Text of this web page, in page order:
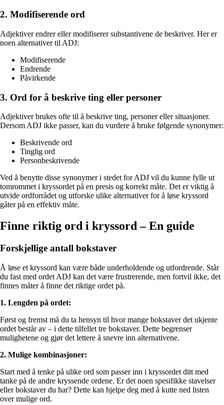
2. Modifiserende ord
Adjektiver endrer eller modifiserer substantivene de beskriver. Her er
noen alternativer til ADJ:
Modifiserende
Endrende
Påvirkende
3. Ord for å beskrive ting eller personer
Adjektiver brukes ofte til å beskrive ting, personer eller situasjoner.
Dersom ADJ ikke passer, kan du vurdere å bruke følgende synonymer:
Beskrivende ord
Tinglig ord
Personbeskrivende
Ved å benytte disse synonymer i stedet for ADJ vil du kunne fylle ut
tomrommet i kryssordet på en presis og korrekt måte. Det er viktig å
utvide ordforrådet og utforske ulike alternativer for å løse kryssord
gåter på en effektiv måte.
Finne riktig ord i kryssord – En guide
Forskjellige antall bokstaver
Å løse et kryssord kan være både underholdende og utfordrende. Står
du fast med ordet ADJ kan det være frustrerende, men fortvil ikke, det
finnes måter å finne det riktige ordet på.
1. Lengden på ordet:
Først og fremst må du ta hensyn til hvor mange bokstaver det ukjente
ordet består av – i dette tilfellet tre bokstaver. Dette begrenser
mulighetene og gjør det lettere å snevre inn alternativene.
2. Mulige kombinasjoner:
Start med å tenke på ulike ord som passer inn i kryssordet ditt med
tanke på de andre kryssende ordene. Er det noen spesifikke stavelser
eller bokstaver du har? Dette kan hjelpe deg med å kutte ned listen
over mulige ord.